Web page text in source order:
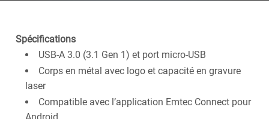
Spécifications
USB-A 3.0 (3.1 Gen 1) et port micro-USB
Corps en métal avec logo et capacité en gravure
laser
Compatible avec l’application Emtec Connect pour
Android